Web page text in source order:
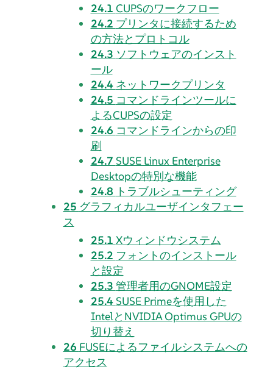
24.1 CUPSのワークフロー
24.2 プリンタに接続するため
の方法とプロトコル
24.3 ソフトウェアのインスト
ール
24.4 ネットワークプリンタ
24.5 コマンドラインツールに
よるCUPSの設定
24.6 コマンドラインからの印
刷
24.7 SUSE Linux Enterprise
Desktopの特別な機能
24.8 トラブルシューティング
25 グラフィカルユーザインタフェー
ス
25.1 Xウィンドウシステム
25.2 フォントのインストール
と設定
25.3 管理者用のGNOME設定
25.4SUSE Primeを使用した
IntelとNVIDIA Optimus GPUの
切り替え
26 FUSEによるファイルシステムへの
アクセス